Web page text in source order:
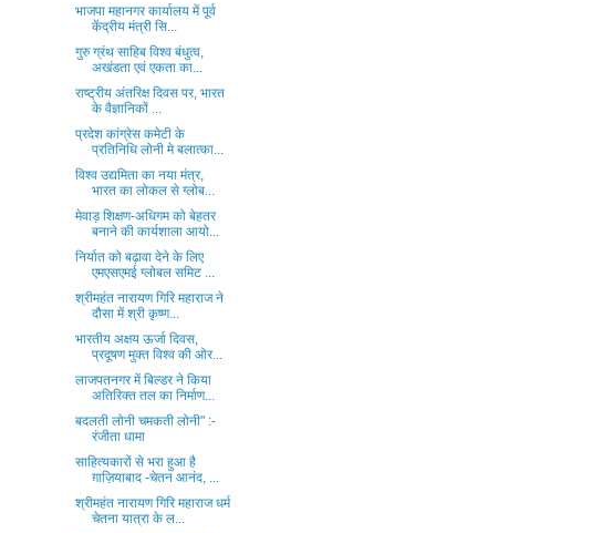
भाजपा महानगर कार्यालय में पूर्व
केंद्रीय मंत्री सि...
गुरु ग्रंथ साहिब विश्व बंधुत्व,
अखंडता एवं एकता का...
राष्ट्रीय अंतरिक्ष दिवस पर, भारत
के वैज्ञानिकों ...
प्रदेश कांग्रेस कमेटी के
प्रतिनिधि लोनी मे बलात्का...
विश्व उद्यमिता का नया मंत्र,
भारत का लोकल से ग्लोब...
मेवाड़ शिक्षण-अधिगम को बेहतर
बनाने की कार्यशाला आयो...
निर्यात को बढ़ावा देने के लिए
एमएसएमई ग्लोबल समिट ...
श्रीमहंत नारायण गिरि महाराज ने
दौसा में श्री कृष्ण...
भारतीय अक्षय ऊर्जा दिवस,
प्रदूषण मुक्त विश्व की ओर...
लाजपतनगर में बिल्डर ने किया
अतिरिक्त तल का निर्माण...
बदलती लोनी चमकती लोनी" :-
रंजीता धामा
साहित्यकारों से भरा हुआ है
ग़ाज़ियाबाद -चेतन आनंद, ...
श्रीमहंत नारायण गिरि महाराज धर्म
चेतना यात्रा के ल...